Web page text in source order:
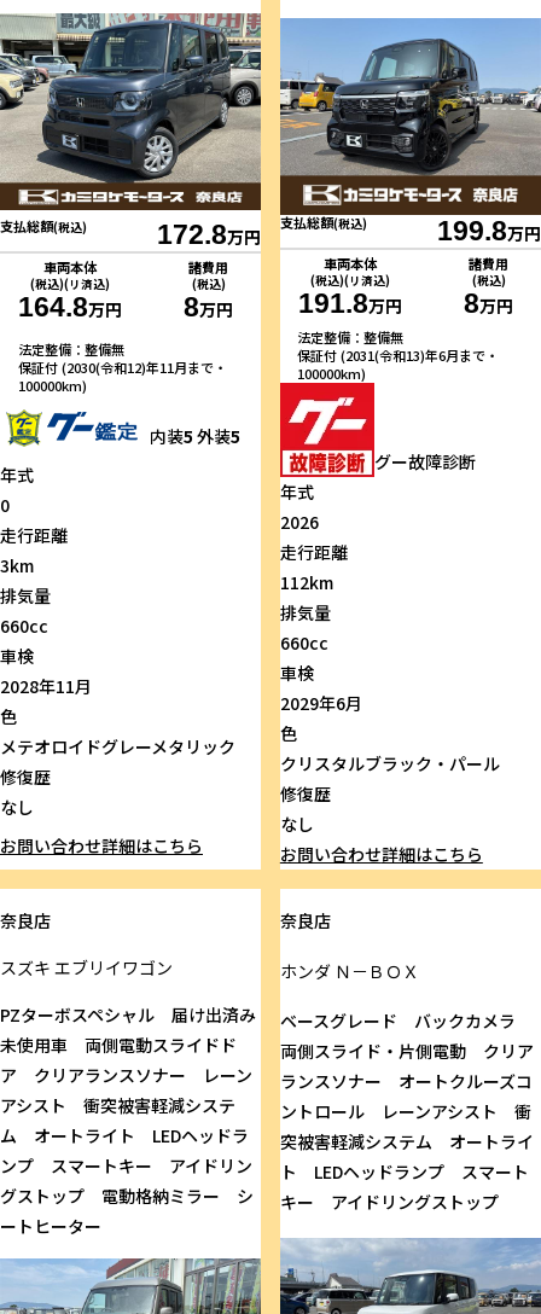
支払総額(税込) 172.8万円
車両本体
(税込)(リ済込)
164.8万円
諸費用
(税込)
8万円
法定整備：整備無
保証付 (2030(令和12)年11月まで・
100000km)
内装5 外装5
年式
0
走行距離
3km
排気量
660cc
車検
2028年11月
色
メテオロイドグレーメタリック
修復歴
なし
お問い合わせ詳細はこちら
支払総額(税込) 199.8万円
車両本体
(税込)(リ済込)
191.8万円
諸費用
(税込)
8万円
法定整備：整備無
保証付 (2031(令和13)年6月まで・
100000km)
グー故障診断
年式
2026
走行距離
112km
排気量
660cc
車検
2029年6月
色
クリスタルブラック・パール
修復歴
なし
お問い合わせ詳細はこちら
奈良店
スズキ エブリイワゴン
PZターボスペシャル 届け出済み
未使用車 両側電動スライドド
ア クリアランスソナー レーン
アシスト 衝突被害軽減システ
ム オートライト LEDヘッドラ
ンプ スマートキー アイドリン
グストップ 電動格納ミラー シ
ートヒーター
奈良店
ホンダＮ－ＢＯＸ
ベースグレード バックカメラ
両側スライド・片側電動 クリア
ランスソナー オートクルーズコ
ントロール レーンアシスト 衝
突被害軽減システム オートライ
ト LEDヘッドランプ スマート
キー アイドリングストップ